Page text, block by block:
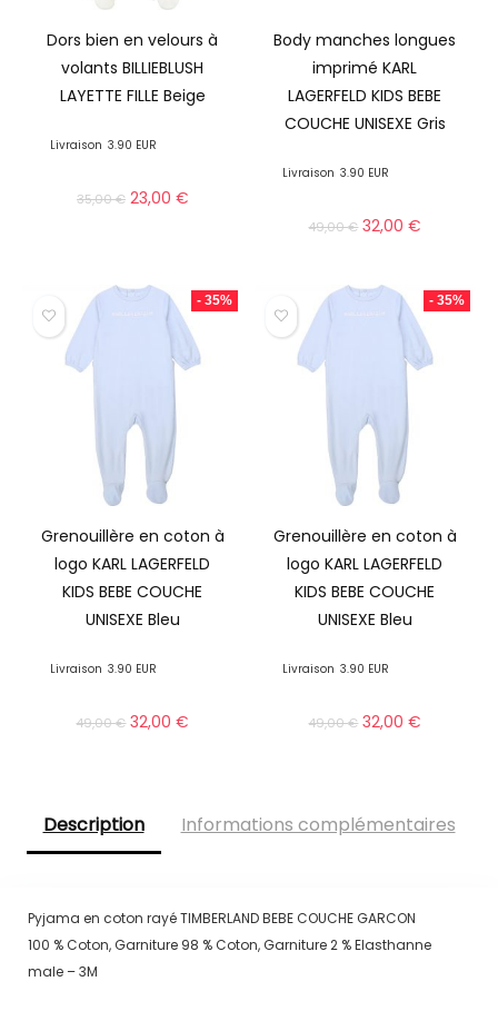
Dors bien en velours à
volants BILLIEBLUSH
LAYETTE FILLE Beige
Livraison 3.90 EUR
35,00€ 23,00 €
Body manches longues
imprimé KARL
LAGERFELD KIDS BEBE
COUCHE UNISEXE Gris
Livraison 3.90 EUR
49,00€ 32,00€
- 35%
Grenouillère en coton à
logo KARL LAGERFELD
KIDS BEBE COUCHE
UNISEXE Bleu
Livraison 3.90 EUR
49,00€ 32,00€
- 35%
Grenouillère en coton à
logo KARL LAGERFELD
KIDS BEBE COUCHE
UNISEXE Bleu
Livraison 3.90 EUR
49,00€ 32,00€
Description Informations complémentaires
Pyjama en coton rayé TIMBERLAND BEBE COUCHE GARCON
100 % Coton, Garniture 98 % Coton, Garniture 2 % Elasthanne
male – 3M